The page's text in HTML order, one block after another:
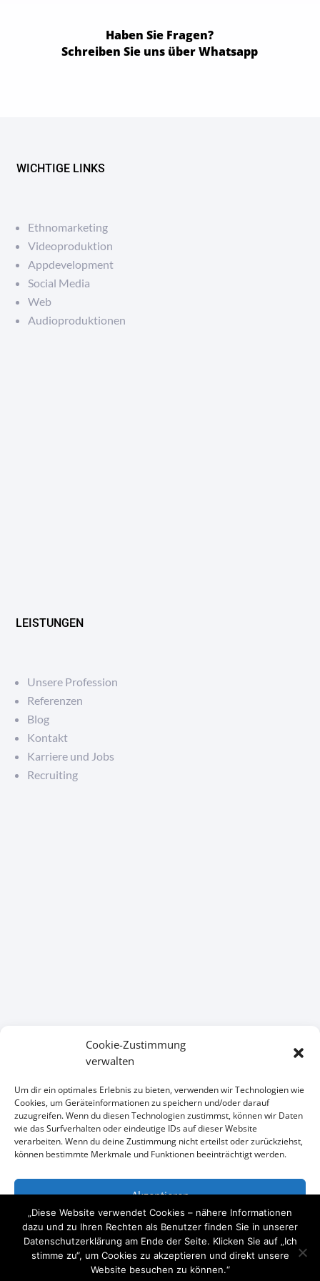
Cookie-Zustimmung
verwalten
Um dir ein optimales Erlebnis zu bieten, verwenden wir Technologien wie
Cookies, um Geräteinformationen zu speichern und/oder darauf
zuzugreifen. Wenn du diesen Technologien zustimmst, können wir Daten
wie das Surfverhalten oder eindeutige IDs auf dieser Website
verarbeiten. Wenn du deine Zustimmung nicht erteilst oder zurückziehst,
können bestimmte Merkmale und Funktionen beeinträchtigt werden.
Akzeptieren
Ablehnen
Einstellungen ansehen
Haben Sie Fragen?
Schreiben Sie uns über Whatsapp
WICHTIGE LINKS
Ethnomarketing
Videoproduktion
Appdevelopment
Social Media
Web
Audioproduktionen
LEISTUNGEN
Unsere Profession
Referenzen
Blog
Kontakt
Karriere und Jobs
Recruiting
Wir freuen uns auf Ihre Anfrage
 +49 (0)1734101111
 mail@arcitymedia.de
Horstweg 32 14059 Berlin
„Diese Website verwendet Cookies – nähere Informationen
dazu und zu Ihren Rechten als Benutzer finden Sie in unserer
Datenschutzerklärung am Ende der Seite. Klicken Sie auf „Ich
stimme zu“, um Cookies zu akzeptieren und direkt unsere
Website besuchen zu können.“